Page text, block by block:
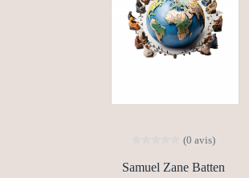
(0 avis)
Samuel Zane Batten